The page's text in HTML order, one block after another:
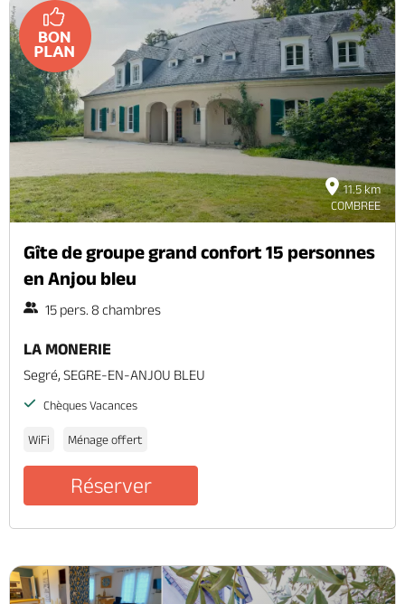
11.5 km
COMBREE
Gîte de groupe grand confort 15 personnes
en Anjou bleu
15 pers. 8 chambres
LA MONERIE
Segré, SEGRE-EN-ANJOU BLEU
Chèques Vacances
WiFi Ménage offert
Réserver